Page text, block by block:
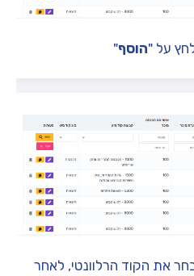
על "הוסף"
את הקוד הרלוונטי, לאחר